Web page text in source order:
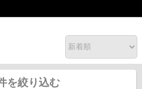
を絞り込む